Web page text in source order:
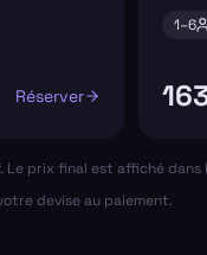
Réserver
1–6
prix final est affiché
devise au paiement.